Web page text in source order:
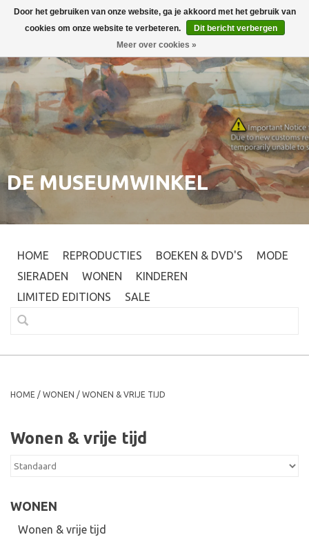
Inloggen 0
DE MUSEUMWINKEL
HOME REPRODUCTIES BOEKEN & DVD'S
MODE
SIERADEN
WONEN
KINDEREN
LIMITED EDITIONS
SALE
HOME / WONEN / WONEN & VRIJE TIJD
Wonen & vrije tijd
WONEN
Wonen & vrije tijd
Door het gebruiken van onze website, ga je akkoord met het gebruik van
cookies om onze website te verbeteren.
Dit bericht verbergen
Meer over cookies »